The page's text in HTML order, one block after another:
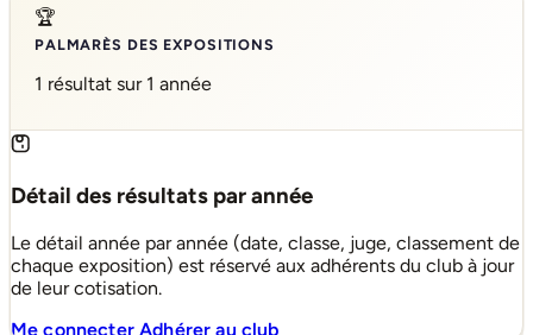
🏆
PALMARÈS DES EXPOSITIONS
1 résultat sur 1 année
Détail des résultats par année
Le détail année par année (date, classe, juge, classement de
chaque exposition) est réservé aux adhérents du club à jour
de leur cotisation.
Me connecterAdhérer au club